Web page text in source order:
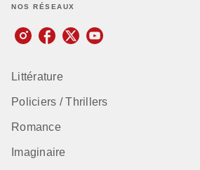
NOS RÉSEAUX
Littérature
Policiers / Thrillers
Romance
Imaginaire